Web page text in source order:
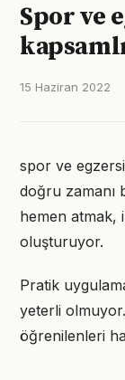
Spor ve
15 Haziran 2022
spor ve
doğru zamanı
hemen
oluşturuyor.
Pratik
yeterli
öğrenilenleri